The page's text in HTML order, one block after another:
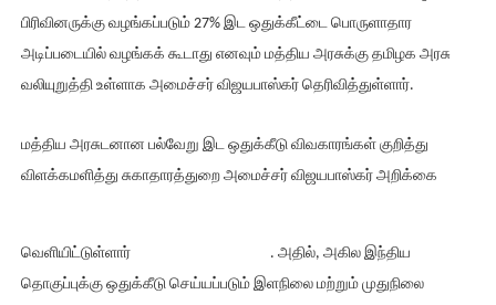
பிரிவினருக்கு வழங்கப்படும் 27% இட ஒதுக்கீட்டை பொருளாதார
அடிப்படையில் வழங்கக் கூடாது எனவும் மத்திய அரசுக்கு தமிழக அரசு
வலியுறுத்தி உள்ளாக அமைச்சர் விஜயபாஸ்கர் தெரிவித்துள்ளார்.
மத்திய அரசுடனான பல்வேறு இட ஒதுக்கீடு விவகாரங்கள் குறித்து
விளக்கமளித்து சுகாதாரத்துறை அமைச்சர் விஜயபாஸ்கர் அறிக்கை
வெளியிட்டுள்ளார்
. அதில், அகில இந்திய
தொகுப்புக்கு ஒதுக்கீடு செய்யப்படும் இளநிலை மற்றும் முதுநிலை